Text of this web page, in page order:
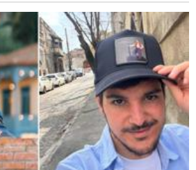
და
ძილისთვის)